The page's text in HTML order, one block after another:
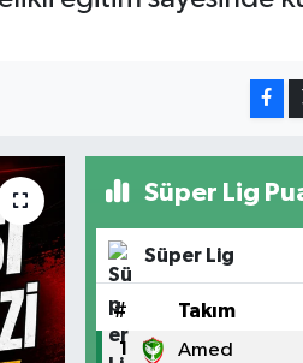
Süper Lig
Süper Lig
# Takım
1 Amed